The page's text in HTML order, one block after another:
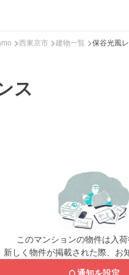
西東京市 建物一覧 保谷光風
ス
このマンションの物件は入荷
新しく物件が掲載された際、お